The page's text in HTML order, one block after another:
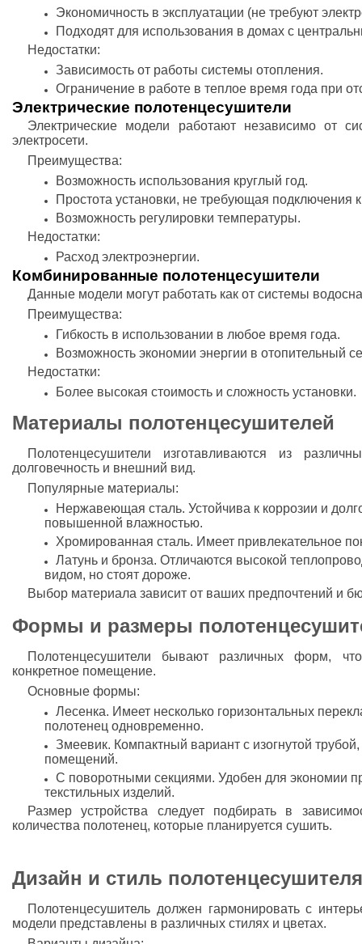
Экономичность в эксплуатации (не требуют
Подходят для использования в домах с
Недостатки:
Зависимость от работы системы отопления.
Ограничение в работе в теплое время года при
Электрические полотенцесушители
Электрические модели работают независимо от
электросети.
Преимущества:
Возможность использования круглый год.
Простота установки, не требующая подключения
Возможность регулировки температуры.
Недостатки:
Расход электроэнергии.
Комбинированные полотенцесушители
Данные модели могут работать как от системы
Преимущества:
Гибкость в использовании в любое время года.
Возможность экономии энергии в отопительный
Недостатки:
Более высокая стоимость и сложность установки.
Материалы полотенцесушителей
Полотенцесушители изготавливаются из
долговечность и внешний вид.
Популярные материалы:
Нержавеющая сталь. Устойчива к коррозии и
повышенной влажностью.
Хромированная сталь. Имеет привлекательное
Латунь и бронза. Отличаются высокой
видом, но стоят дороже.
Выбор материала зависит от ваших предпочтений и
Формы и размеры
Полотенцесушители бывают различных форм,
конкретное помещение.
Основные формы:
Лесенка. Имеет несколько горизонтальных
полотенец одновременно.
Змеевик. Компактный вариант с изогнутой
помещений.
С поворотными секциями. Удобен для экономии
текстильных изделий.
Размер устройства следует подбирать в
количества полотенец, которые планируется сушить.
Дизайн и стиль полотенцесушителя
Полотенцесушитель должен гармонировать с
модели представлены в различных стилях и цветах.